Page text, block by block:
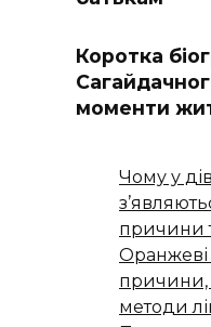
Коротка
моменти
Чому у
причини
Оранжеві
причини,
методи